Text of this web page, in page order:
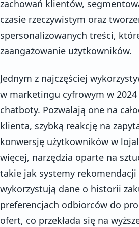
zachowań klientów,
czasie rzeczywistym oraz
spersonalizowanych treści,
zaangażowanie użytkowników.
Jednym z najczęściej
w marketingu cyfrowym w
chatboty. Pozwalają one na
klienta, szybką reakcję na
konwersję użytkowników w
więcej, narzędzia oparte na
takie jak systemy
wykorzystują dane o historii
preferencjach odbiorców do
ofert, co przekłada się na